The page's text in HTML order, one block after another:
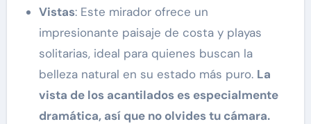
Vistas: Este mirador ofrece un
impresionante paisaje de costa y playas
solitarias, ideal para quienes buscan la
belleza natural en su estado más puro. La
vista de los acantilados es especialmente
dramática, así que no olvides tu cámara.